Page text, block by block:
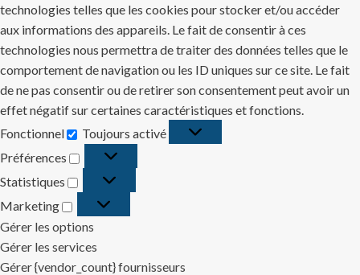
technologies telles que les cookies pour stocker et/ou accéder
aux informations des appareils. Le fait de consentir à ces
technologies nous permettra de traiter des données telles que le
comportement de navigation ou les ID uniques sur ce site. Le fait
de ne pas consentir ou de retirer son consentement peut avoir un
effet négatif sur certaines caractéristiques et fonctions.
Fonctionnel
Fonctionnel
Toujours activé
Préférences
Préférences
Statistiques
Statistiques
Marketing
Marketing
Gérer les options
Gérer les services
Gérer {vendor_count} fournisseurs